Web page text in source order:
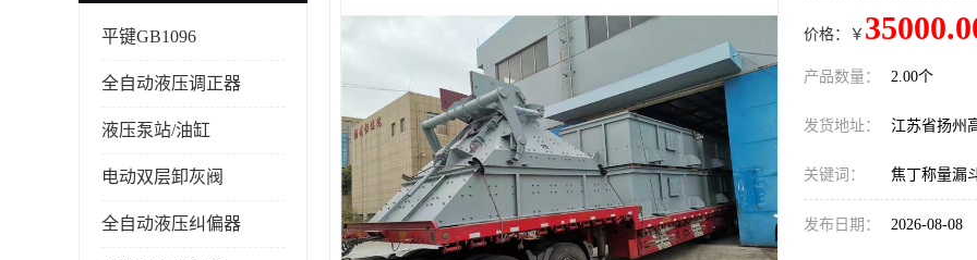
平键GB1096
全自动液压调正器
液压泵站/油缸
电动双层卸灰阀
全自动液压纠偏器
价格：￥
产品数量： 2.00个
发货地址： 江苏省扬州
关键词： 焦丁称量漏
发布日期： 2026-08-08